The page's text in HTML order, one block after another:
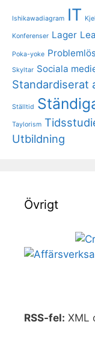
Ishikawadiagram IT
Konferenser Lager
Poka-yoke
Skyltar Sociala
Standardiserat
Ställtid
Taylorism
Utbildning
Övrigt
RSS-fel: XML